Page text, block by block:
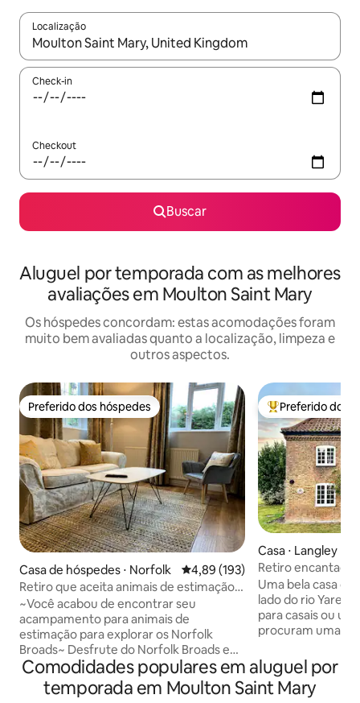
Localização
Quando os resultados estiverem disponíveis, explore-os
Check-in
Checkout
Buscar
Aluguel por temporada com as melhores
avaliações em Moulton Saint Mary
Os hóspedes concordam: estas acomodações foram
muito bem avaliadas quanto a localização, limpeza e
outros aspectos.
Preferido dos hóspedes
Preferido dos hóspedes
Casa de hóspedes ⋅ Norfolk 4,89 de uma avaliação média de
4,89 (193)
Retiro que aceita animais de estimação
em Norfolk Broads
~Você acabou de encontrar seu
acampamento para animais de
estimação para explorar os Norfolk
Broads~ Desfrute do Norfolk Broads e
das praias a partir da sua própria casa de
hóspedes geminada, tranquila e
independente, com quarto privativo
Entre os
Preferido dos
Casa ⋅ Langley
Retiro
Broads Haven
Uma bela casa
lado do rio Yare,
para casais ou
procuram uma
um refúgio
privativos,
abundante
Comodidades populares em aluguel por
temporada em Moulton Saint Mary